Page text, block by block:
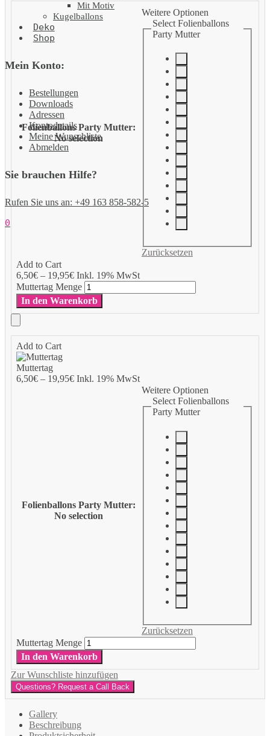
Mit Motiv
Kugelballons
Deko
Shop
Mein Konto:
Bestellungen
Downloads
Adressen
Kontodetails
Meine Wunschliste
Abmelden
Sie brauchen Hilfe?
Rufen Sie uns an: +49 163 858-582-5
0
Add to Cart
6,50€– 19,95€Inkl. 19% MwSt
Folienballons Party Mutter:
No selection
Weitere Optionen
Select Folienballons
Party Mutter
Zurücksetzen
Muttertag Menge
In den Warenkorb
Add to Cart
Muttertag
6,50€– 19,95€Inkl. 19% MwSt
Folienballons Party Mutter:
No selection
Weitere Optionen
Select Folienballons
Party Mutter
Zurücksetzen
Muttertag Menge
In den Warenkorb
Zur Wunschliste hinzufügen
Questions? Request a Call Back
Gallery
Beschreibung